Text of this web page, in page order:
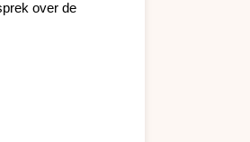
over de